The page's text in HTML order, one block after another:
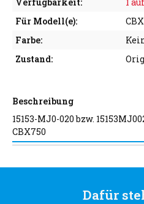
Für Modell(e):
Farbe:
Zustand:
Beschreibung
15153-MJ0-020 bzw.
CBX750
Dafür